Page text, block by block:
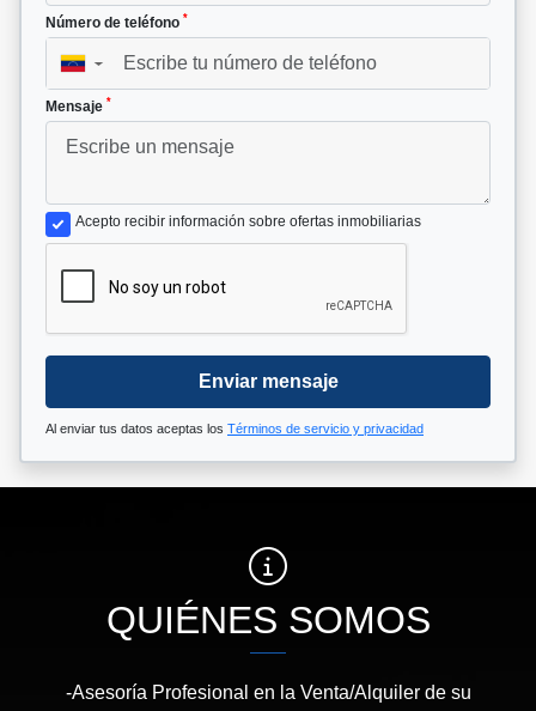
Número de teléfono *
▼
Mensaje *
Acepto recibir información sobre ofertas inmobiliarias
Enviar mensaje
Al enviar tus datos aceptas los Términos de servicio y privacidad
QUIÉNES SOMOS
-Asesoría Profesional en la Venta/Alquiler de su